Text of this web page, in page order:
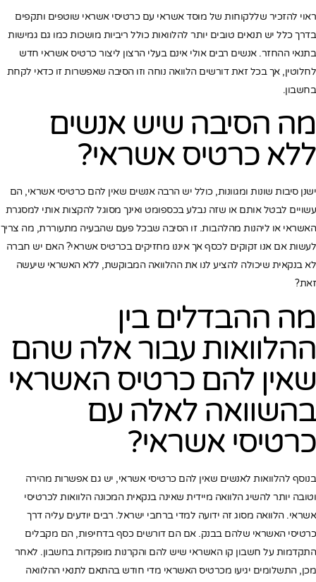
ראוי להזכיר שללקוחות של מוסד אשראי עם כרטיסי אשראי שוטפים ותקפים
בדרך כלל יש תנאים טובים יותר להלוואות כולל ריביות מושכות כמו גם גמישות
בתנאי ההחזר. אנשים רבים אולי אינם בעלי הרצון ליצור כרטיס אשראי חדש
לחלוטין, אך בכל זאת דורשים הלוואה נוחה וזו הסיבה שאפשרות זו כדאי לקחת
בחשבון.
מה הסיבה שיש אנשים
ללא כרטיס אשראי?
ישנן סיבות שונות ומגוונות, כולל יש הרבה אנשים שאין להם כרטיסי אשראי, הם
עשויים לבטל אותם או שזה נבלע בכספומט ואינך מסוגל להקצות אותי למסגרת
האשראי או ליהנות מהלהבות. זו הסיבה שבכל פעם שהבעיה מתעוררת, מה צריך
לעשות אם אנו זקוקים לכסף אך איננו מחזיקים בכרטיס אשראי? האם יש חברה
לא בנקאית שיכולה להציע לנו את ההלוואה המבוקשת, ללא האשראי שיעשה
זאת?
מה ההבדלים בין
ההלוואות עבור אלה שהם
שאין להם כרטיס האשראי
בהשוואה לאלה עם
כרטיסי אשראי?
בנוסף להלוואות לאנשים שאין להם כרטיסי אשראי, יש גם אפשרות מהירה
וטובה יותר להשיג הלוואה מיידית שאינה בנקאית המכונה הלוואות לכרטיסי
אשראי. הלוואה מסוג זה ידועה למדי ברחבי ישראל. רבים יודעים עליה דרך
כרטיסי האשראי שלהם בבנק. אם הם דורשים כסף בדחיפות, הם מקבלים
התקדמות על חשבון קו האשראי שיש להם והקרנות מופקדות בחשבון. לאחר
מכן, התשלומים יגיעו מכרטיס האשראי מדי חודש בהתאם לתנאי ההלוואה